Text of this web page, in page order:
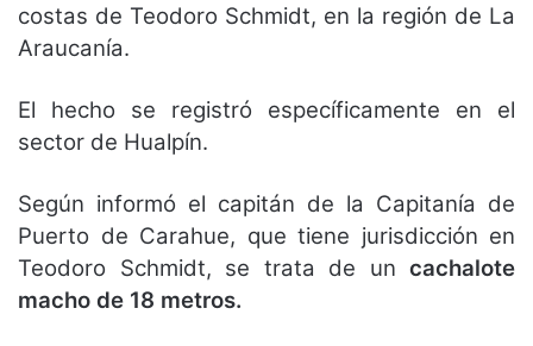
costas de Teodoro Schmidt, en la región de La
Araucanía.
El hecho se registró específicamente en el
sector de Hualpín.
Según informó el capitán de la Capitanía de
Puerto de Carahue, que tiene jurisdicción en
Teodoro Schmidt, se trata de un cachalote
macho de 18 metros.